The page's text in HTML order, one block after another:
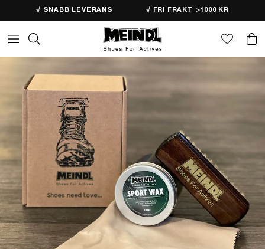
√ SNABB LEVERANS √ FRI FRAKT >1000 KR